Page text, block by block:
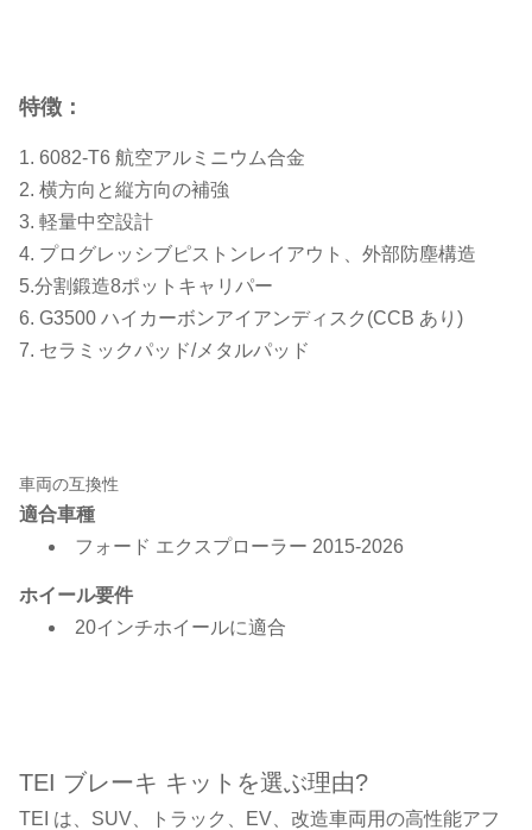
特徴：
1. 6082-T6 航空アルミニウム合金
2. 横方向と縦方向の補強
3. 軽量中空設計
4. プログレッシブピストンレイアウト、外部防塵構造
5.分割鍛造8ポットキャリパー
6. G3500 ハイカーボンアイアンディスク(CCB あり)
7. セラミックパッド/メタルパッド
車両の互換性
適合車種
フォード エクスプローラー 2015-2026
ホイール要件
20インチホイールに適合
TEI ブレーキ キットを選ぶ理由?
TEI は、SUV、トラック、EV、改造車両用の高性能アフ